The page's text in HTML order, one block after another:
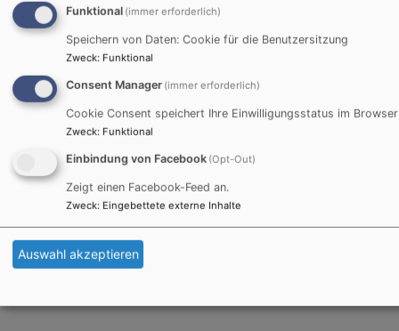
Inhalte von Facebook anzeigen?
Funktional (immer erforderlich)
Speichern von Daten: Cookie für die Benutzersitzung
Zweck: Funktional
Consent Manager (immer erforderlich)
Cookie Consent speichert Ihre Einwilligungsstatus im Browser
Zweck: Funktional
Einbindung von Facebook (Opt-Out)
Zeigt einen Facebook-Feed an.
Zweck: Eingebettete externe Inhalte
Auswahl akzeptieren